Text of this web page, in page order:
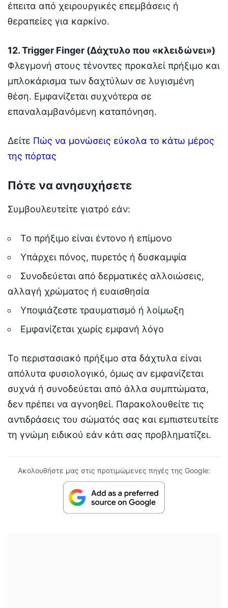
έπειτα από χειρουργικές επεμβάσεις ή
θεραπείες για καρκίνο.
12. Trigger Finger (Δάχτυλο που «κλειδώνει»)
Φλεγμονή στους τένοντες προκαλεί πρήξιμο και
μπλοκάρισμα των δαχτύλων σε λυγισμένη
θέση. Εμφανίζεται συχνότερα σε
επαναλαμβανόμενη καταπόνηση.
Δείτε Πώς να μονώσεις εύκολα το κάτω μέρος
της πόρτας
Πότε να ανησυχήσετε
Συμβουλευτείτε γιατρό εάν:
Το πρήξιμο είναι έντονο ή επίμονο
Υπάρχει πόνος, πυρετός ή δυσκαμψία
Συνοδεύεται από δερματικές αλλοιώσεις,
αλλαγή χρώματος ή ευαισθησία
Υποψιάζεστε τραυματισμό ή λοίμωξη
Εμφανίζεται χωρίς εμφανή λόγο
Το περιστασιακό πρήξιμο στα δάχτυλα είναι
απόλυτα φυσιολογικό, όμως αν εμφανίζεται
συχνά ή συνοδεύεται από άλλα συμπτώματα,
δεν πρέπει να αγνοηθεί. Παρακολουθείτε τις
αντιδράσεις του σώματός σας και εμπιστευτείτε
τη γνώμη ειδικού εάν κάτι σας προβληματίζει.
Ακολουθήστε μας στις προτιμώμενες πηγές της Google: